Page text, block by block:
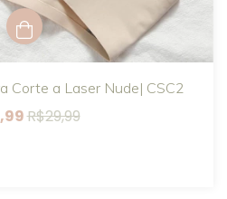
Corte a Laser Nude| CSC2
R$29,99